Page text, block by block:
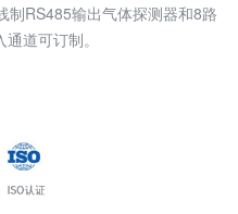
制RS485输出气体探测器和8路
道可订制。